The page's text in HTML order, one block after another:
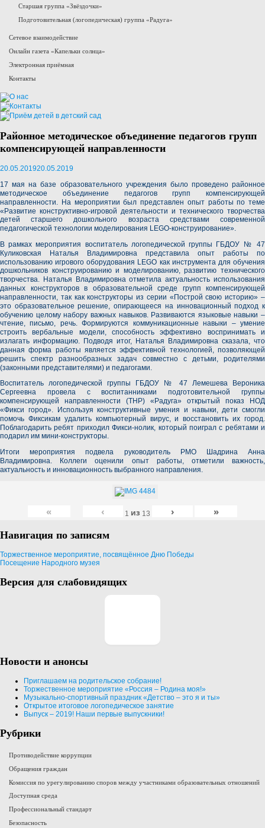
Старшая группа «Звёздочки»
Подготовительная (логопедическая) группа «Радуга»
Сетевое взаимодействие
Онлайн газета «Капельки солнца»
Электронная приёмная
Контакты
Районное методическое объединение педагогов групп
компенсирующей направленности
20.05.201920.05.2019
17 мая на базе образовательного учреждения было проведено районное
методическое объединение педагогов групп компенсирующей
направленности . На мероприятии был представлен опыт работы по теме
«Развитие конструктивно-игровой деятельности и технического творчества
детей старшего дошкольного возраста средствами современной
педагогической технологии моделирования LEGO-конструирование».
В рамках мероприятия воспитатель логопедической группы ГБДОУ № 47
Куликовская Наталья Владимировна представила опыт работы по
использованию игрового оборудования LEGO как инструмента для обучения
дошкольников конструированию и моделированию, развитию технического
творчества. Наталья Владимировнаотметила актуальность использования
данных конструкторов в образовательной среде групп компенсирующей
направленности, так как конструкторы из серии «Построй свою историю» –
это образовательное решение, опирающееся на инновационный подход к
обучению целому набору важных навыков. Развиваются языковые навыки –
чтение, письмо, речь. Формируются коммуникационные навыки – умение
строить вербальные модели, способность эффективно воспринимать и
излагать информацию. Подводя итог, Наталья Владимировна сказала, что
данная форма работы является эффективной технологией, позволяющей
решить спектр разнообразных задач совместно с детьми, родителями
(законными представителями) и педагогами.
Воспитатель логопедической группы ГБДОУ № 47 Лемешева Вероника
Сергеевна провела с воспитанниками подготовительной группы
компенсирующей направленности (ТНР) «Радуга» открытый показ НОД
«Фикси город». Используя конструктивные умения и навыки, дети смогли
помочь Фиксикам удалить компьютерный вирус, и восстановить их город.
Поблагодарить ребят приходилФикси-нолик , который поиграл с ребятами и
подарил им мини-конструкторы.
Итоги мероприятия подвела руководитель РМО
Шадрина Анна
Владимировна. Коллеги оценили опыт работы, отметили важность,
актуальность и инновационность выбранного направления.
« ‹ 1 из 13 ›
»
Навигация по записям
Торжественное мероприятие, посвящённое Дню Победы
Посещение Народного музея
Версия для слабовидящих
Новости и анонсы
Приглашаем на родительское собрание!
Торжественное мероприятие «Россия – Родина моя!»
Музыкально-спортивный праздник «Детство – это я и ты»
Открытое итоговое логопедическое занятие
Выпуск – 2019! Наши первые выпускники!
Рубрики
Противодействие коррупции
Обращения граждан
Комиссия по урегулированию споров между участниками образовательных отношений
Доступная среда
Профессиональный стандарт
Безопасность